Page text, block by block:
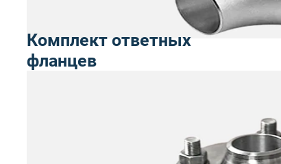
Комплект ответных
фланцев